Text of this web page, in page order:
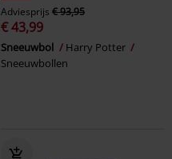
Adviesprijs € 93,95
€ 43,99
Sneeuwbol
Harry Potter
Sneeuwbollen